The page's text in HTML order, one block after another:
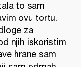
to sam
ovu tortu.
za
njih iskoristim
hrane sam